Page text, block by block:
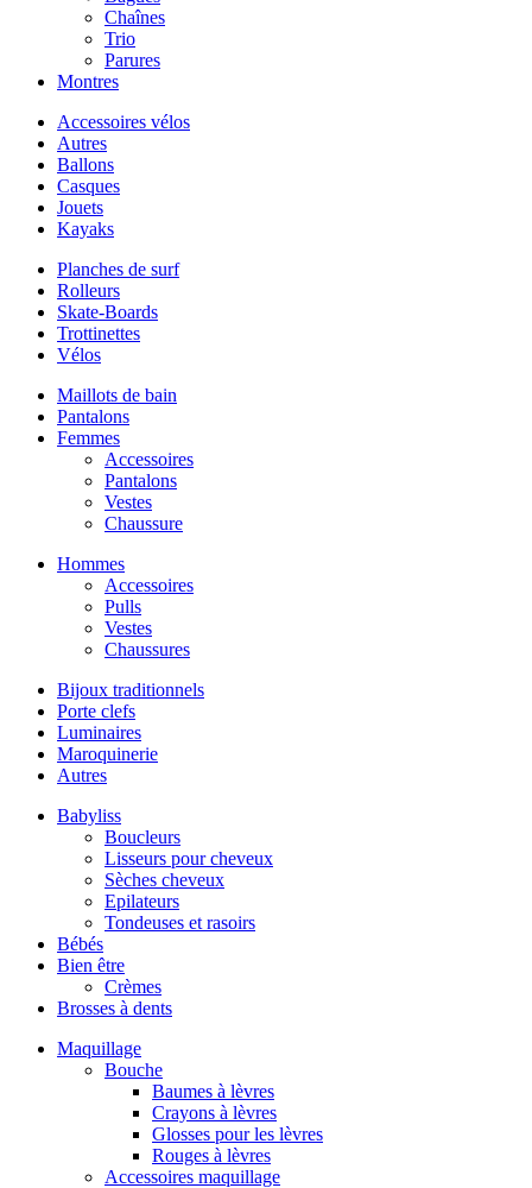
Chaînes
Trio
Parures
Montres
Accessoires vélos
Autres
Ballons
Casques
Jouets
Kayaks
Planches de surf
Rolleurs
Skate-Boards
Trottinettes
Vélos
Maillots de bain
Pantalons
Femmes
Accessoires
Pantalons
Vestes
Chaussure
Hommes
Accessoires
Pulls
Vestes
Chaussures
Bijoux traditionnels
Porte clefs
Luminaires
Maroquinerie
Autres
Babyliss
Boucleurs
Lisseurs pour cheveux
Sèches cheveux
Epilateurs
Tondeuses et rasoirs
Bébés
Bien être
Crèmes
Brosses à dents
Maquillage
Bouche
Baumes à lèvres
Crayons à lèvres
Glosses pour les lèvres
Rouges à lèvres
Accessoires maquillage